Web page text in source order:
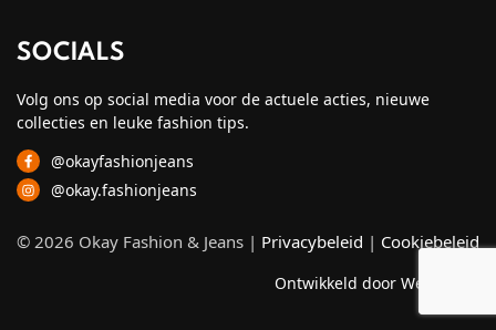
SOCIALS
Volg ons op social media voor de actuele acties, nieuwe
collecties en leuke fashion tips.
@okayfashionjeans
@okay.fashionjeans
© 2026 Okay Fashion & Jeans | Privacybeleid | Cookiebeleid
Ontwikkeld door Webzuiver